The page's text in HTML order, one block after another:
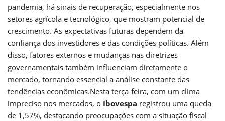
pandemia, há sinais de recuperação, especialmente nos
setores agrícola e tecnológico, que mostram potencial de
crescimento. As expectativas futuras dependem da
confiança dos investidores e das condições políticas. Além
disso, fatores externos e mudanças nas diretrizes
governamentais também influenciam diretamente o
mercado, tornando essencial a análise constante das
tendências econômicas.Nesta terça-feira, com um clima
impreciso nos mercados, o Ibovespa registrou uma queda
de 1,57%, destacando preocupações com a situação fiscal